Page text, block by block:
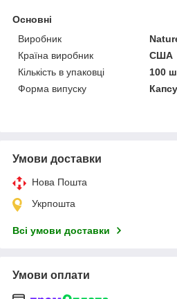
Основні
Виробник
Країна виробник
США
Кількість в упаковці
100
Форма випуску
Умови доставки
Нова Пошта
Укрпошта
Всі умови доставки
Умови оплати